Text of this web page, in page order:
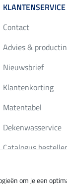
KLANTENSERVICE
Contact
Advies &
Nieuwsbrief
Klantenkorting
Matentabel
Dekenwasservice
Catalogus
om je een